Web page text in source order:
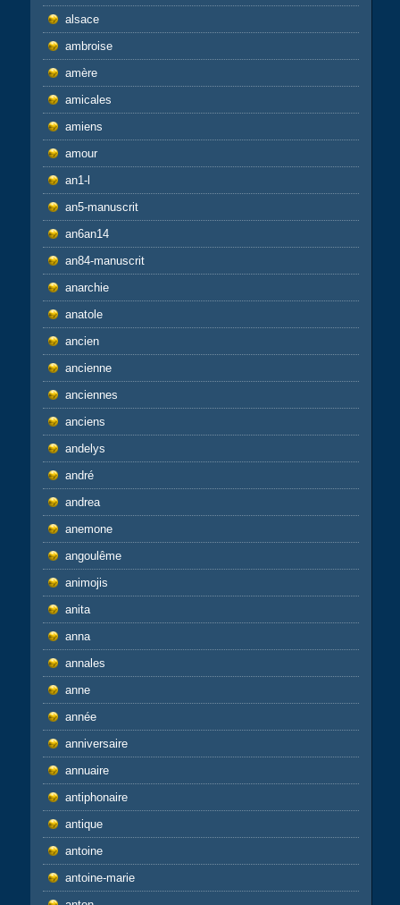
alsace
ambroise
amère
amicales
amiens
amour
an1-l
an5-manuscrit
an6an14
an84-manuscrit
anarchie
anatole
ancien
ancienne
anciennes
anciens
andelys
andré
andrea
anemone
angoulême
animojis
anita
anna
annales
anne
année
anniversaire
annuaire
antiphonaire
antique
antoine
antoine-marie